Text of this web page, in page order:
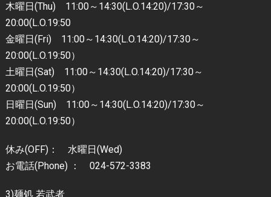
木曜日(Thu) 11:00～14:30(L.O.14:20)/17:30～
20:00(L.O.19:50
金曜日(Fri) 11:00～14:30(L.O.14:20)/17:30～
20:00(L.O.19:50）
土曜日(Sat) 11:00～14:30(L.O.14:20)/17:30～
20:00(L.O.19:50）
日曜日(Sun) 11:00～14:30(L.O.14:20)/17:30～
20:00(L.O.19:50）
休み(OFF)： 水曜日(Wed)
お電話(Phone) ： 024-572-3383
3)麺処 若武者